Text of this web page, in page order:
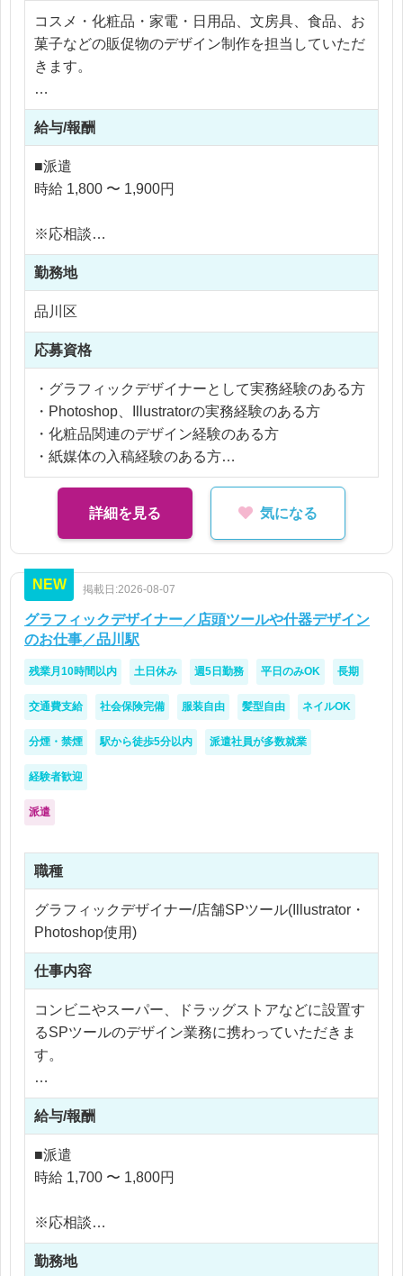
コスメ・化粧品・家電・日用品、文房具、食品、お
菓子などの販促物のデザイン制作を担当していただ
きます。
・POP、パネル、ディスプレイ、ポスター、什器な
どグラフィックデザイン
・基本的にディレクターの指示のもと進行します
が、案件によってはラフ案・三面図・立体パースの
す。
・デザイン～レイアウト調整、立体パース作成、入
稿データの作成
・什器などのダミー作成
・クライアントとのメール・チャットでの連絡、場
合によって打合せから参加いただく可能性がありま
す。
※10代～30代の女性向けのデザインが多いです。
給与/報酬
■派遣
時給 1,800 〜 1,900円
※応相談
※ご経験により優遇
※交通費支給
※残業代全額支給
勤務地
品川区
応募資格
・グラフィックデザイナーとして実務経験のある方
・Photoshop、Illustratorの実務経験のある方
・化粧品関連のデザイン経験のある方
・紙媒体の入稿経験のある方
・什器等の立体制作経験がある方、歓迎
詳細を見る 気になる
NEW 掲載日:2026-08-07
グラフィックデザイナー／店頭ツールや什器デザイン
のお仕事／品川駅
残業月10時間以内 土日休み 週5日勤務 平日のみOK 長期
交通費支給 社会保険完備 服装自由 髪型自由 ネイルOK
分煙・禁煙 駅から徒歩5分以内 派遣社員が多数就業
経験者歓迎
派遣
職種
グラフィックデザイナー/店舗SPツール(Illustrator・
Photoshop使用)
仕事内容
コンビニやスーパー、ドラッグストアなどに設置す
るSPツールのデザイン業務に携わっていただきま
す。
ディレクターの指示のもと下記業務をお願いいたし
ます。
・デザイン制作、スケッチ、イラスト作成、版下制
作、ダミー制作、入稿作業
・デザインのパネルへの切り貼りや組み立ての作業
・その他事務ワーク
給与/報酬
■派遣
時給 1,700 〜 1,800円
※応相談
※ご経験により優遇
※交通費支給
勤務地